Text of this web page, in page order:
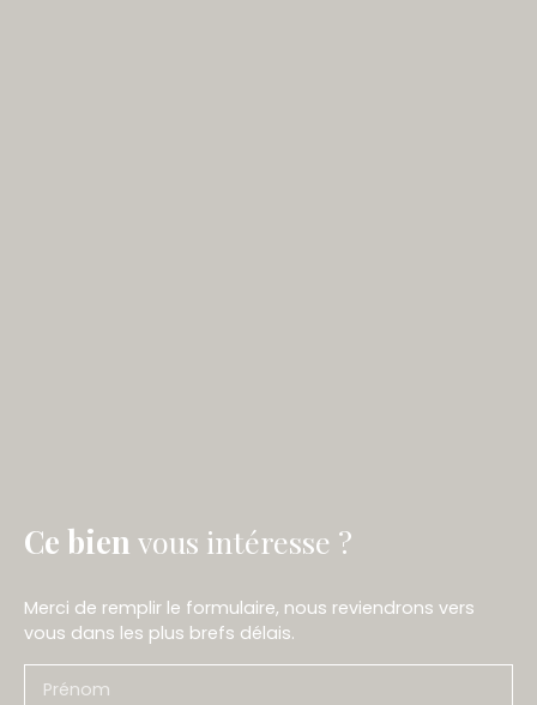
Ce bien vous intéresse ?
Merci de remplir le formulaire, nous reviendrons vers
vous dans les plus brefs délais.
Prénom